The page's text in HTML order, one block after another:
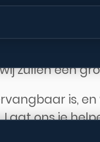
Als je
zullen een
is,
ons je
van